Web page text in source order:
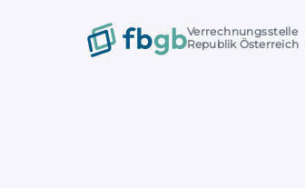
Verrechnungsstelle
Republik Österreich